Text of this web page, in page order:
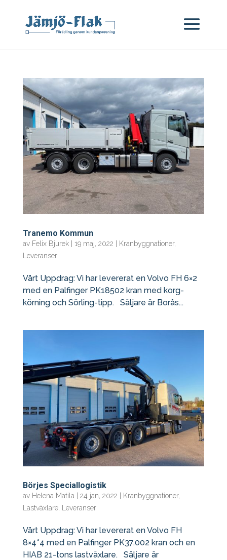
Tranemo Kommun
av Felix Bjurek| 19 maj, 2022 Kranbyggnationer,
Leveranser
Vårt Uppdrag: Vi har levererat en Volvo FH 6×2
med en Palfinger PK18502 kran med korg-
körning och Sörling-tipp. Säljare är Borås...
Börjes Speciallogistik
av Helena Matila | 24 jan, 2022 | Kranbyggnationer,
Lastväxlare, Leveranser
Vårt Uppdrag: Vi har levererat en Volvo FH
8×4*4 med en Palfinger PK37.002 kran och en
HIAB 21-tons lastväxlare. Säljare är